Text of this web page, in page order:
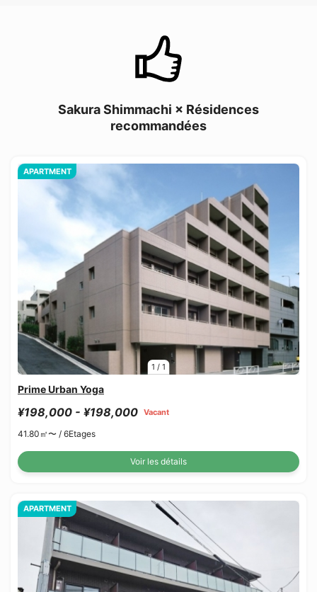
Sakura Shimmachi × Résidences
recommandées
1 / 1
APARTMENT
Prime Urban Yoga
¥198,000 - ¥198,000 Vacant
41.80㎡〜 / 6Etages
Voir les détails
APARTMENT